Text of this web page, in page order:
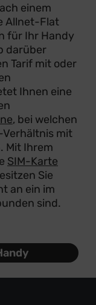
einem
Allnet-Flat
für Ihr Handy
darüber
Tarif mit oder
Ihnen eine
, bei welchen
mit
Mit Ihrem
SIM-Karte
Sie
an ein im
sind.